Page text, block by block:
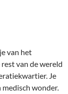
van het
van de wereld
Je
medisch wonder.